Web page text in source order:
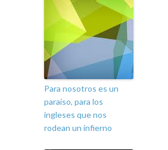
Para nosotros es un
paraiso, para los
ingleses que nos
rodean un infierno